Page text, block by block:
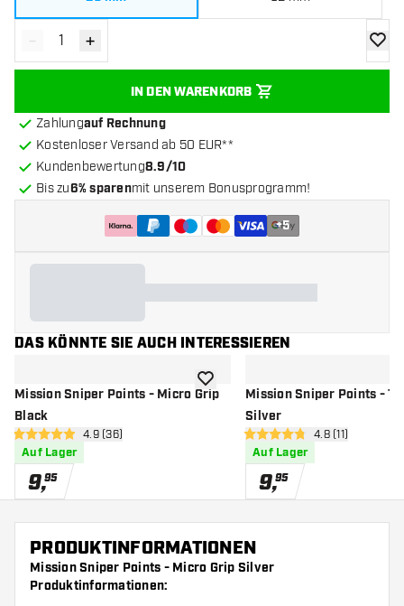
Menge verringern
- Menge erhöhen
+
IN DEN WARENKORB
Zur
Zahlungauf Rechnung
Kostenloser Versand ab 50 EUR**
Kundenbewertung8.9/10
Bis zu6% sparenmit unserem Bonusprogramm!
+5
DAS KÖNNTE SIE AUCH INTERESSIEREN
Mission Sniper Points - Micro Grip
Black
Bewertungsbereich öffnen
4.9 Bewertungssterne
4.9 (36)
Auf Lager
9,95
Zur Wunschliste hinzufügen
Mission Sniper Points -
Silver
4.8 Bewertungssterne
4.8 (11)
Auf Lager
9,95
PRODUKTINFORMATIONEN
Mission Sniper Points - Micro Grip Silver
Produktinformationen: